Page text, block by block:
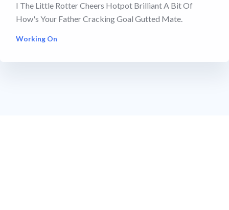
I The Little Rotter Cheers Hotpot Brilliant A Bit Of
How's Your Father Cracking Goal Gutted Mate.
Working On